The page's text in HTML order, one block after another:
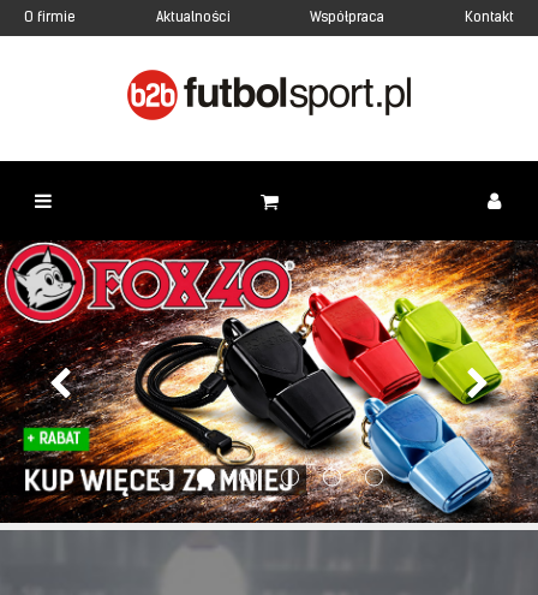
O firmie Aktualności Współpraca Kontakt